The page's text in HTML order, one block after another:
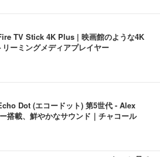
TV Stick 4K Plus | 映画館のような4K
ーミングメディアプレイヤー
Dot (エコードット) 第5世代 - Alex
搭載、鮮やかなサウンド｜チャコール